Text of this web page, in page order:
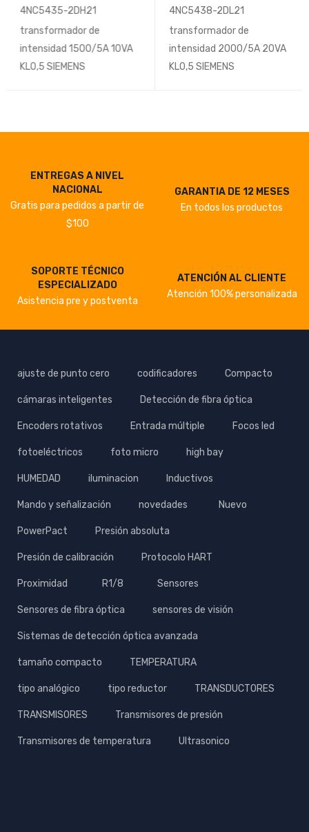
KL0,5 SIEMENS
4NC5435-2DH21
transformador de
intensidad 1500/5A 10VA
KL0,5 SIEMENS
KL0,5 SIEMENS
4NC5438-2DL21
transformador de
intensidad 2000/5A 20VA
KL0,5 SIEMENS
ENTREGAS A NIVEL
NACIONAL
Gratis para pedidos a partir de
$100
GARANTIA DE 12 MESES
En todos los productos
SOPORTE TÉCNICO
ESPECIALIZADO
Asistencia pre y postventa
ATENCIÓN AL CLIENTE
Atención 100% personalizada
ajuste de punto cero codificadores Compacto
cámaras inteligentes Detección de fibra óptica
Encoders rotativos Entrada múltiple Focos led
fotoeléctricos foto micro high bay
HUMEDAD iluminacion Inductivos
Mando y señalización novedades Nuevo
PowerPact Presión absoluta
Presión de calibración Protocolo HART
Proximidad R1/8 Sensores
Sensores de fibra óptica sensores de visión
Sistemas de detección óptica avanzada
tamaño compacto TEMPERATURA
tipo analógico tipo reductor TRANSDUCTORES
TRANSMISORES Transmisores de presión
Transmisores de temperatura Ultrasonico